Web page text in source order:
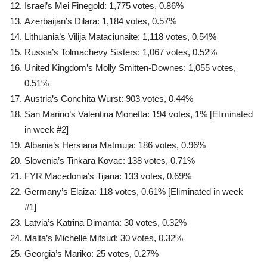
Israel’s Mei Finegold: 1,775 votes, 0.86%
Azerbaijan’s Dilara: 1,184 votes, 0.57%
Lithuania’s Vilija Mataciunaite: 1,118 votes, 0.54%
Russia’s Tolmachevy Sisters: 1,067 votes, 0.52%
United Kingdom’s Molly Smitten-Downes: 1,055 votes,
0.51%
Austria’s Conchita Wurst: 903 votes, 0.44%
San Marino’s Valentina Monetta: 194 votes, 1% [Eliminated
in week #2]
Albania’s Hersiana Matmuja: 186 votes, 0.96%
Slovenia’s Tinkara Kovac: 138 votes, 0.71%
FYR Macedonia’s Tijana: 133 votes, 0.69%
Germany’s Elaiza: 118 votes, 0.61% [Eliminated in week
#1]
Latvia’s Katrina Dimanta: 30 votes, 0.32%
Malta’s Michelle Mifsud: 30 votes, 0.32%
Georgia’s Mariko: 25 votes, 0.27%